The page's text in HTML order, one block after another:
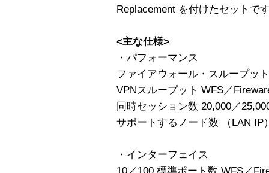
Replacement を付けたセットで
<主な仕様>
・パフォーマンス
ファイアウォール・スループッ
VPNスループット WFS／
同時セッション数 20,000／
サポートするノード数 （LAN IP
・インターフェイス